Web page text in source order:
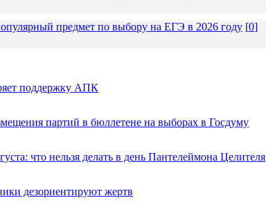
предмет по выбору на ЕГЭ в 2026 году [0]
поддержку АПК
партий в бюллетене на выборах в Госдуму
что нельзя делать в день Пантелеймона Целителя
дезориентируют жертв